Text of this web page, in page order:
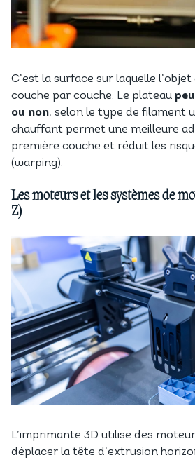
C’est la surface sur laquelle
couche par couche. Le plateau
ou non, selon le type de filament
chauffant permet une meilleure
première couche et réduit les
(warping).
Les moteurs et les systèmes de
Z)
L’imprimante 3D utilise des
déplacer la tête d’extrusion